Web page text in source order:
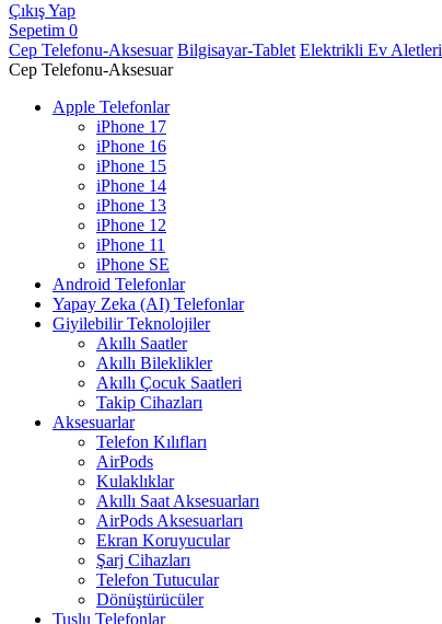
Çıkış Yap
Sepetim 0
Cep Telefonu-Aksesuar Bilgisayar-Tablet Elektrikli Ev Aletleri
Cep Telefonu-Aksesuar
Apple Telefonlar
iPhone 17
iPhone 16
iPhone 15
iPhone 14
iPhone 13
iPhone 12
iPhone 11
iPhone SE
Android Telefonlar
Yapay Zeka (AI) Telefonlar
Giyilebilir Teknolojiler
Akıllı Saatler
Akıllı Bileklikler
Akıllı Çocuk Saatleri
Takip Cihazları
Aksesuarlar
Telefon Kılıfları
AirPods
Kulaklıklar
Akıllı Saat Aksesuarları
AirPods Aksesuarları
Ekran Koruyucular
Şarj Cihazları
Telefon Tutucular
Dönüştürücüler
Tuşlu Telefonlar